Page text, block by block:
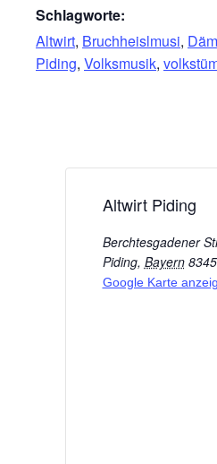
Schlagworte:
Altwirt, Bruchheislmusi,
Piding, Volksmusik,
Altwirt Piding
Berchtesgadener
Piding, Bayern
Google Karte